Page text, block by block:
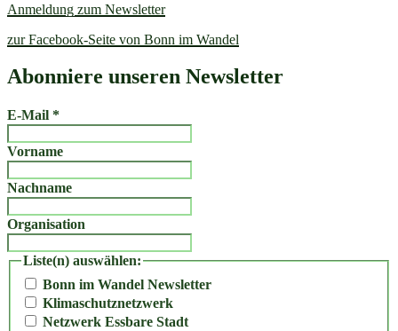
Anmeldung zum Newsletter
zur Facebook-Seite von Bonn im Wandel
Abonniere unseren Newsletter
E-Mail *
Vorname
Nachname
Organisation
Liste(n) auswählen:
Bonn im Wandel Newsletter
Klimaschutznetzwerk
Netzwerk Essbare Stadt